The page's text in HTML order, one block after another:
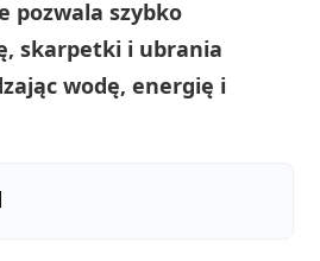
pozwala szybko
skarpetki i ubrania
wodę, energię i